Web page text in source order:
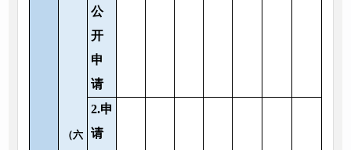
（六
公
开
申
请
2.申
请